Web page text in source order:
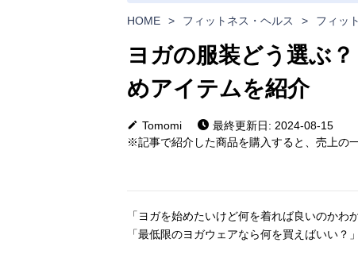
HOME > フィットネス・ヘルス > フィッ
ヨガの服装どう選ぶ
めアイテムを紹介
Tomomi
最終更新日: 2024-08-15
※記事で紹介した商品を購入すると、売上の
「ヨガを始めたいけど何を着れば良いのかわ
「最低限のヨガウェアなら何を買えばいい？」